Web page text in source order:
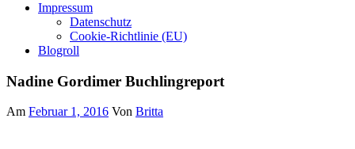
Impressum
Datenschutz
Cookie-Richtlinie (EU)
Blogroll
Nadine Gordimer Buchlingreport
Am Februar 1, 2016 Von Britta